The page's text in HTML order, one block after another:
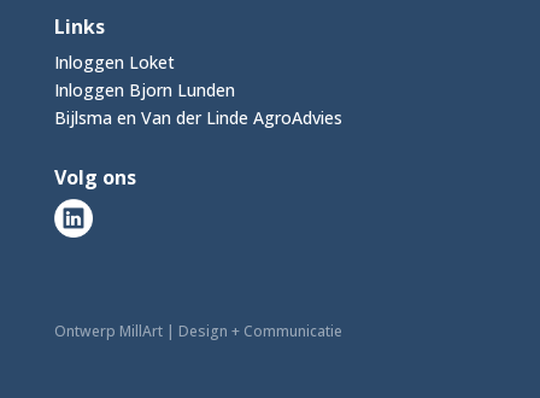
Links
Inloggen Loket
Inloggen Bjorn Lunden
Bijlsma en Van der Linde AgroAdvies
Volg ons
Ontwerp MillArt | Design + Communicatie